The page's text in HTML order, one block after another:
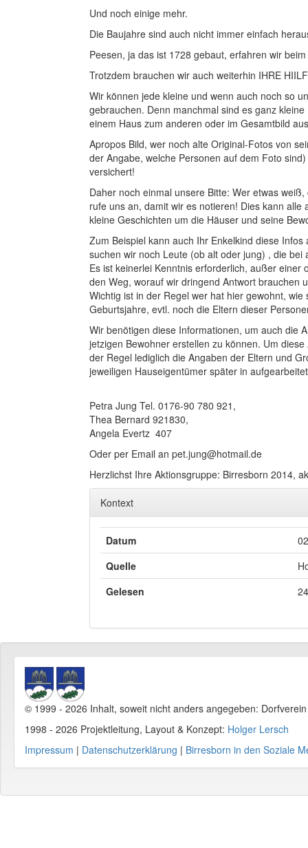
Und noch einige mehr.
Die Baujahre sind auch nicht immer einfach
Peesen, ja das ist 1728 gebaut, erfahren wir
Trotzdem brauchen wir auch weiterhin IHRE
Wir können jede kleine und wenn auch noch so
gebrauchen. Denn manchmal sind es ganz
einem Haus zum anderen oder im Gesamtbild
Apropos Bild, wer noch alte Original-Fotos von
der Angabe, welche Personen auf dem Foto
versichert!
Daher noch einmal unsere Bitte: Wer etwas
rufe uns an, damit wir es notieren! Dies kann
kleine Geschichten um die Häuser und seine
Zum Beispiel kann auch Ihr Enkelkind diese
suchen wir noch Leute (ob alt oder jung) , die
Es ist keinerlei Kenntnis erforderlich, außer
den Weg, worauf wir dringend Antwort brauchen
Wichtig ist in der Regel wer hat hier gewohnt,
Geburtsjahre, evtl. noch die Eltern dieser
Wir benötigen diese Informationen, um auch die
jetzigen Bewohner erstellen zu können. Um
der Regel lediglich die Angaben der Eltern und
jeweiligen Hauseigentümer später in
Petra Jung Tel. 0176-90 780 921,
Thea Bernard 921830,
Angela Evertz 407
Oder per Email an pet.jung@hotmail.de
Herzlichst Ihre Aktionsgruppe: Birresborn 2014,
Kontext
Datum
Quelle
Gelesen
© 1999 - 2026 Inhalt, soweit nicht anders angegeben:
1998 - 2026 Projektleitung, Layout & Konzept: Holger Lersch
Impressum | Datenschutzerklärung | Birresborn in den Soziale